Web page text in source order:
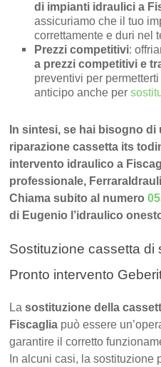
di impianti idraulici a
assicuriamo che il tuo
correttamente e duri nel
Prezzi competitivi:
a prezzi competitivi e
preventivi per
anticipo anche per
In sintesi, se hai bisogno
riparazione cassetta its
intervento idraulico a
professionale,
Chiama subito al numero
di Eugenio l’idraulico
Sostituzione cassetta di
Pronto intervento
Lasostituzione della
Fiscaglia può essere
garantire il corretto
In alcuni casi, la sostituzione